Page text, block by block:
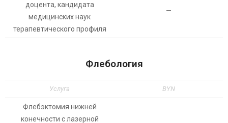
доцента, кандидата
медицинских наук
терапевтического профиля
—
Флебология
Услуга BYN
Флебэктомия нижней
конечности с лазерной